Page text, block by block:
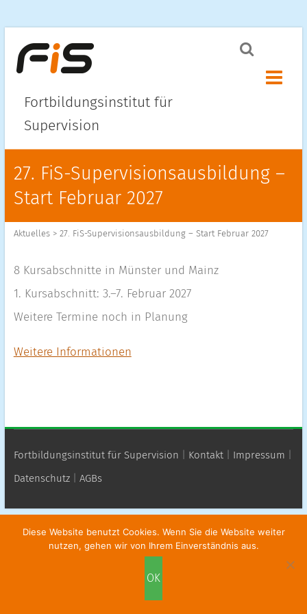
Fortbildungsinstitut für
Supervision
Menü
27. FiS-Supervisionsausbildung –
Start Februar 2027
Aktuelles> 27. FiS-Supervisionsausbildung – Start Februar 2027
8 Kursabschnitte in Münster und Mainz
1. Kursabschnitt: 3.–7. Februar 2027
Weitere Termine noch in Planung
Weitere Informationen
Fortbildungsinstitut für Supervision Kontakt| Impressum
Datenschutz| AGBs
Diese Website benutzt Cookies. Wenn Sie die Website weiter
nutzen, gehen wir von Ihrem Einverständnis aus.
OK